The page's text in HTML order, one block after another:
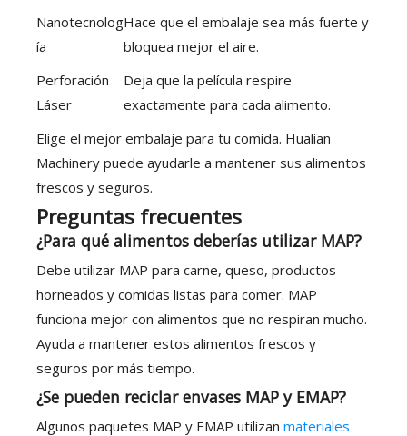
Nanotecnolog
ía
Hace que el embalaje sea más fuerte y
bloquea mejor el aire.
Perforación
Láser
Deja que la película respire
exactamente para cada alimento.
Elige el mejor embalaje para tu comida. Hualian
Machinery puede ayudarle a mantener sus alimentos
frescos y seguros.
Preguntas frecuentes
¿Para qué alimentos deberías utilizar MAP?
Debe utilizar MAP para carne, queso, productos
horneados y comidas listas para comer. MAP
funciona mejor con alimentos que no respiran mucho.
Ayuda a mantener estos alimentos frescos y
seguros por más tiempo.
¿Se pueden reciclar envases MAP y EMAP?
Algunos paquetes MAP y EMAP utilizan materiales